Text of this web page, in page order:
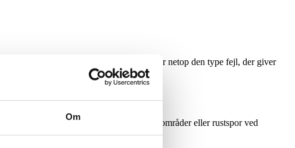
Om
men er tyndslidt indvendigt. Det er netop den type fejl, der giver
til ændringer i vandforbrug, fugtige områder eller rustspor ved